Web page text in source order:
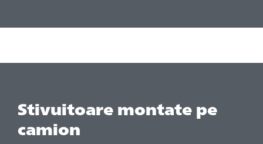
Stivuitoare montate pe
camion